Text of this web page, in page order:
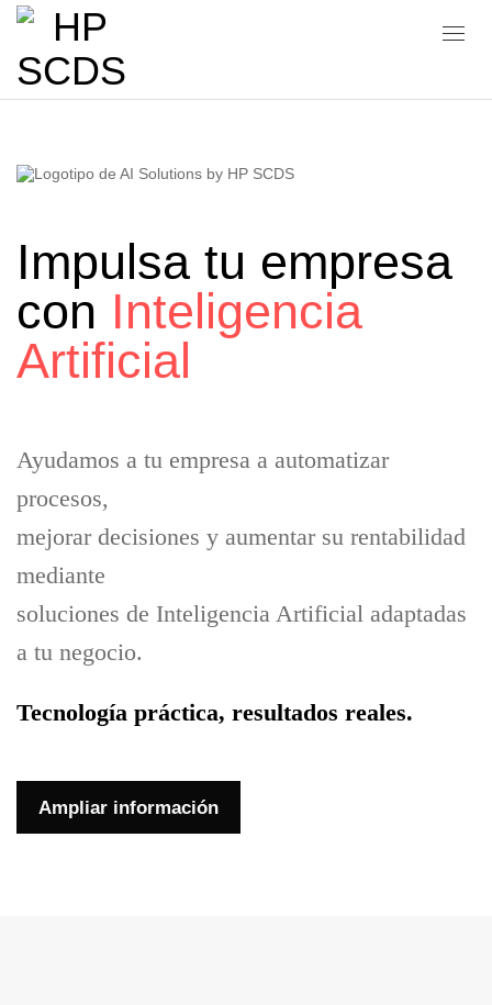
Impulsa tu empresa
con Inteligencia
Artificial
Ayudamos a tu empresa a automatizar
procesos,
mejorar decisiones y aumentar su rentabilidad
mediante
soluciones de Inteligencia Artificial adaptadas
a tu negocio.
Tecnología práctica, resultados reales.
Ampliar información